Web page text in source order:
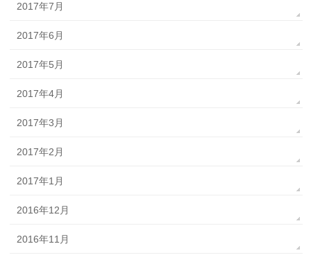
2017年7月
2017年6月
2017年5月
2017年4月
2017年3月
2017年2月
2017年1月
2016年12月
2016年11月